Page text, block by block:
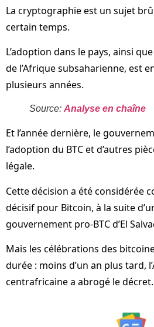
La cryptographie est un sujet
certain temps.
L’adoption dans le pays, ainsi
de l’Afrique subsaharienne, est
plusieurs années.
Source: Analyse en chaîne
Et l’année dernière, le
l’adoption du BTC et d’autres
légale.
Cette décision a été considérée
décisif pour Bitcoin, à la suite
gouvernement pro-BTC d’El
Mais les célébrations des
durée : moins d’un an plus tard,
centrafricaine a abrogé le décret.